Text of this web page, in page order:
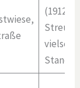
(1912),